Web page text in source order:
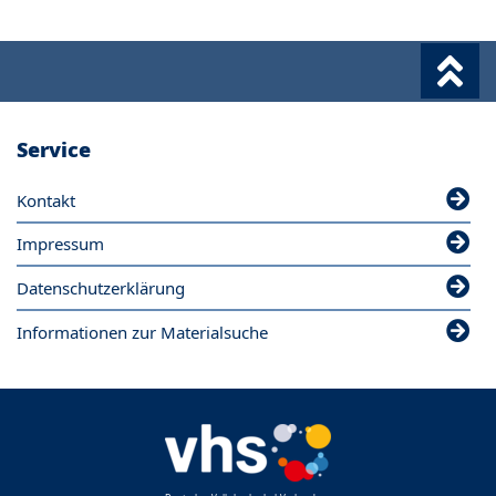
Service
Kontakt
Impressum
Datenschutzerklärung
Informationen zur Materialsuche